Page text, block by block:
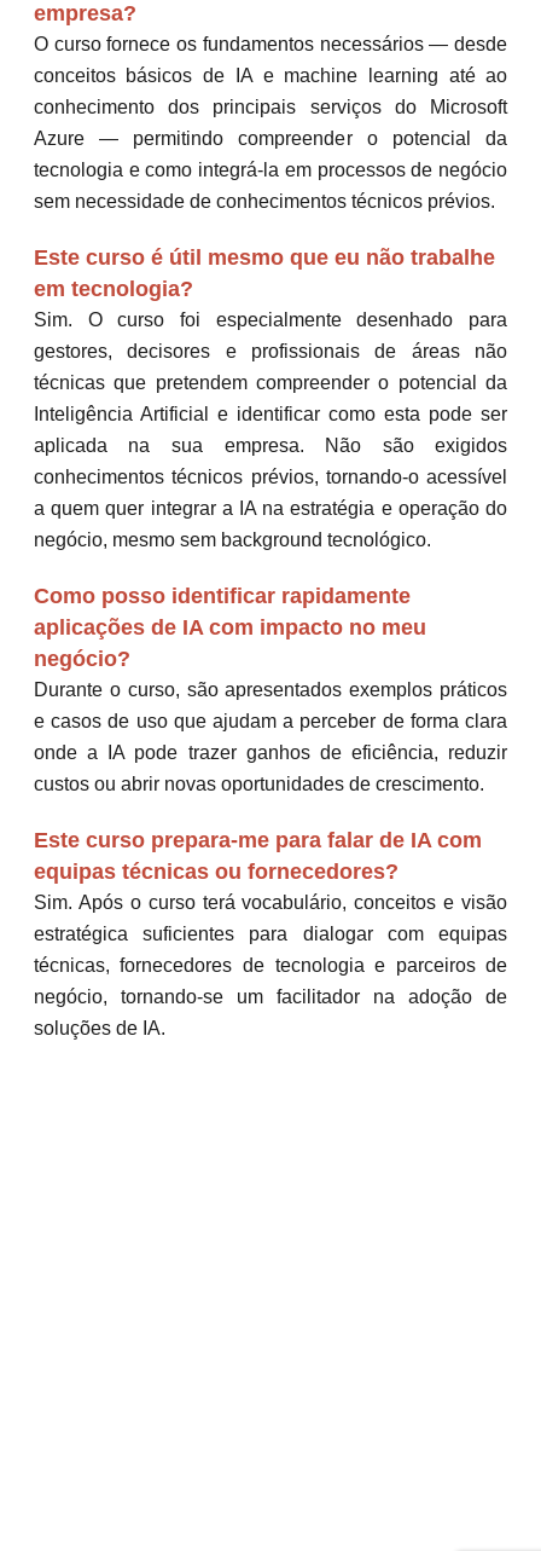
empresa?
O curso fornece os fundamentos necessários — desde
conceitos básicos de IA e machine learning até ao
conhecimento dos principais serviços do Microsoft
Azure — permitindo compreender o potencial da
tecnologia e como integrá-la em processos de negócio
sem necessidade de conhecimentos técnicos prévios.
Este curso é útil mesmo que eu não trabalhe
em tecnologia?
Sim. O curso foi especialmente desenhado para
gestores, decisores e profissionais de áreas não
técnicas que pretendem compreender o potencial da
Inteligência Artificial e identificar como esta pode ser
aplicada na sua empresa. Não são exigidos
conhecimentos técnicos prévios, tornando-o acessível
a quem quer integrar a IA na estratégia e operação do
negócio, mesmo sem background tecnológico.
Como posso identificar rapidamente
aplicações de IA com impacto no meu
negócio?
Durante o curso, são apresentados exemplos práticos
e casos de uso que ajudam a perceber de forma clara
onde a IA pode trazer ganhos de eficiência, reduzir
custos ou abrir novas oportunidades de crescimento.
Este curso prepara-me para falar de IA com
equipas técnicas ou fornecedores?
Sim. Após o curso terá vocabulário, conceitos e visão
estratégica suficientes para dialogar com equipas
técnicas, fornecedores de tecnologia e parceiros de
negócio, tornando-se um facilitador na adoção de
soluções de IA.